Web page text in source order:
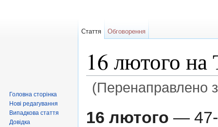
16 лютого на
(Перенаправлено
16 лютого — 47-
Стаття Обговорення
Головна сторінка
Нові редагування
Випадкова стаття
Довідка